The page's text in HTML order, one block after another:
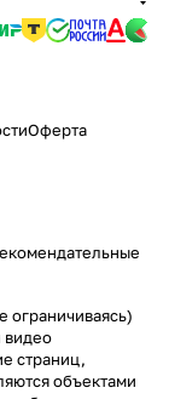
Оферта
ограничиваясь)
видео
страниц,
объектами
2 недели